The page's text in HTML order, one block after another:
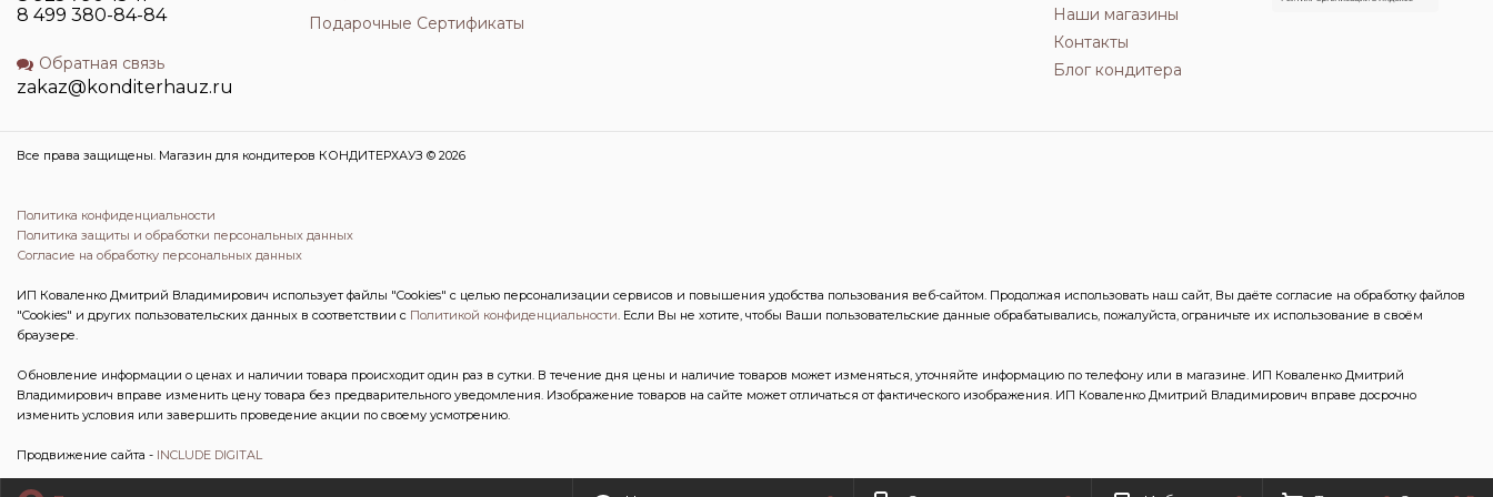
8 499 380-84-84
Обратная связь
zakaz@konditerhauz.ru
Подарочные Сертификаты
Наши магазины
Контакты
Блог кондитера
Все права защищены. Магазин для кондитеров КОНДИТЕРХАУЗ © 2026
Политика конфиденциальности
Политика защиты и обработки персональных данных
Согласие на обработку персональных данных
ИП Коваленко Дмитрий Владимирович использует файлы "Cookies" с целью персонализации сервисов и повышения удобства пользования веб-сайтом. Продолжая использовать наш сайт, Вы даёте согласие на обработку файлов
"Cookies" и других пользовательских данных в соответствии с Политикой конфиденциальности. Если Вы не хотите, чтобы Ваши пользовательские данные обрабатывались, пожалуйста, ограничьте их использование в своём
браузере.
Обновление информации о ценах и наличии товара происходит один раз в сутки. В течение дня цены и наличие товаров может изменяться, уточняйте информацию по телефону или в магазине. ИП Коваленко Дмитрий
Владимирович вправе изменить цену товара без предварительного уведомления. Изображение товаров на сайте может отличаться от фактического изображения. ИП Коваленко Дмитрий Владимирович вправе досрочно
изменить условия или завершить проведение акции по своему усмотрению.
Продвижение сайта - INCLUDE DIGITAL